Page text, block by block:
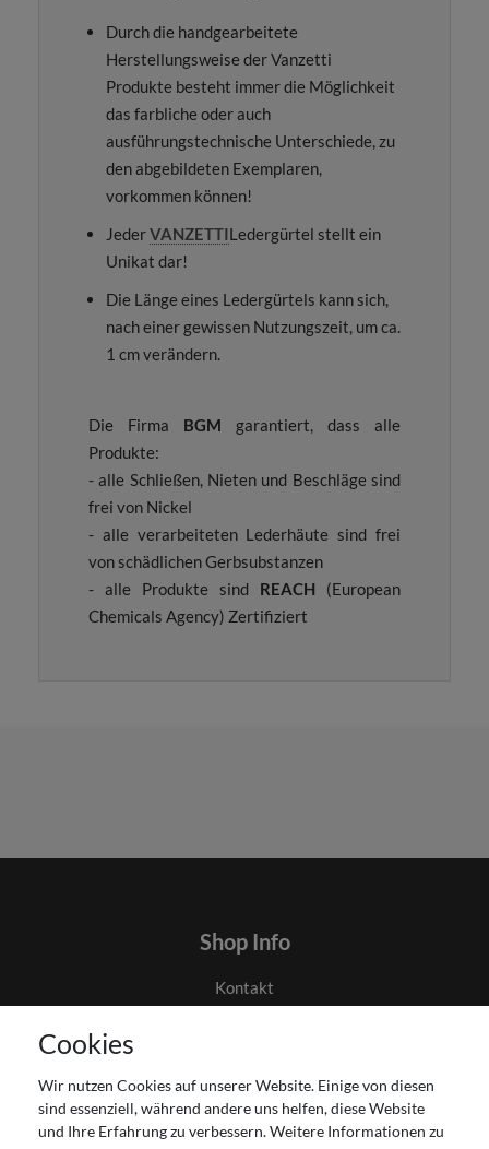
Durch die handgearbeitete
Herstellungsweise der Vanzetti
Produkte besteht immer die Möglichkeit
das farbliche oder auch
ausführungstechnische Unterschiede, zu
den abgebildeten Exemplaren,
vorkommen können!
JederVANZETTILedergürtel stellt ein
Unikat dar!
Die Länge eines Ledergürtels kann sich,
nach einer gewissen Nutzungszeit, um ca.
1 cm verändern.
Die Firma BGM garantiert, dass alle
Produkte:
- alle Schließen, Nieten und Beschläge sind
frei von Nickel
- alle verarbeiteten Lederhäute sind frei
von schädlichen Gerbsubstanzen
- alle Produkte sind REACH (European
Chemicals Agency) Zertifiziert
Shop Info
Kontakt
Impressum
Widerrufsrecht
Cookies
Wir nutzen Cookies auf unserer Website. Einige von diesen
sind essenziell, während andere uns helfen, diese Website
und Ihre Erfahrung zu verbessern. Weitere Informationen zu